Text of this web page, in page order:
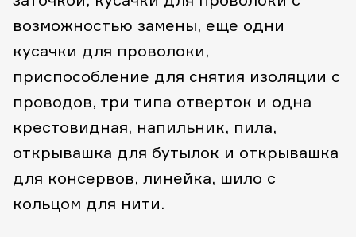
возможностью замены, еще одни
кусачки для проволоки,
приспособление для снятия изоляции с
проводов, три типа отверток и одна
крестовидная, напильник, пила,
открывашка для бутылок и открывашка
для консервов, линейка, шило с
кольцом для нити.